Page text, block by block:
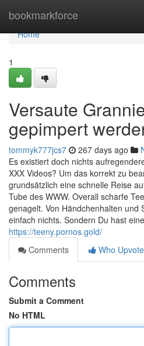
bookmarkforce
Home
Home
1
Versaute
gepimpert
tommyk777jcs7 267 days ago
Es existiert doch nichts
XXX Videos? Um das korrekt zu
grundsätzlich eine schnelle Reise
Tube des WWW. Overall scharfe
genagelt. Von Händchenhalten und
einfach nichts. Sondern Du hast
https://teeny.pornos.gold/
Comments
Who
Comments
Submit a Comment
No HTML